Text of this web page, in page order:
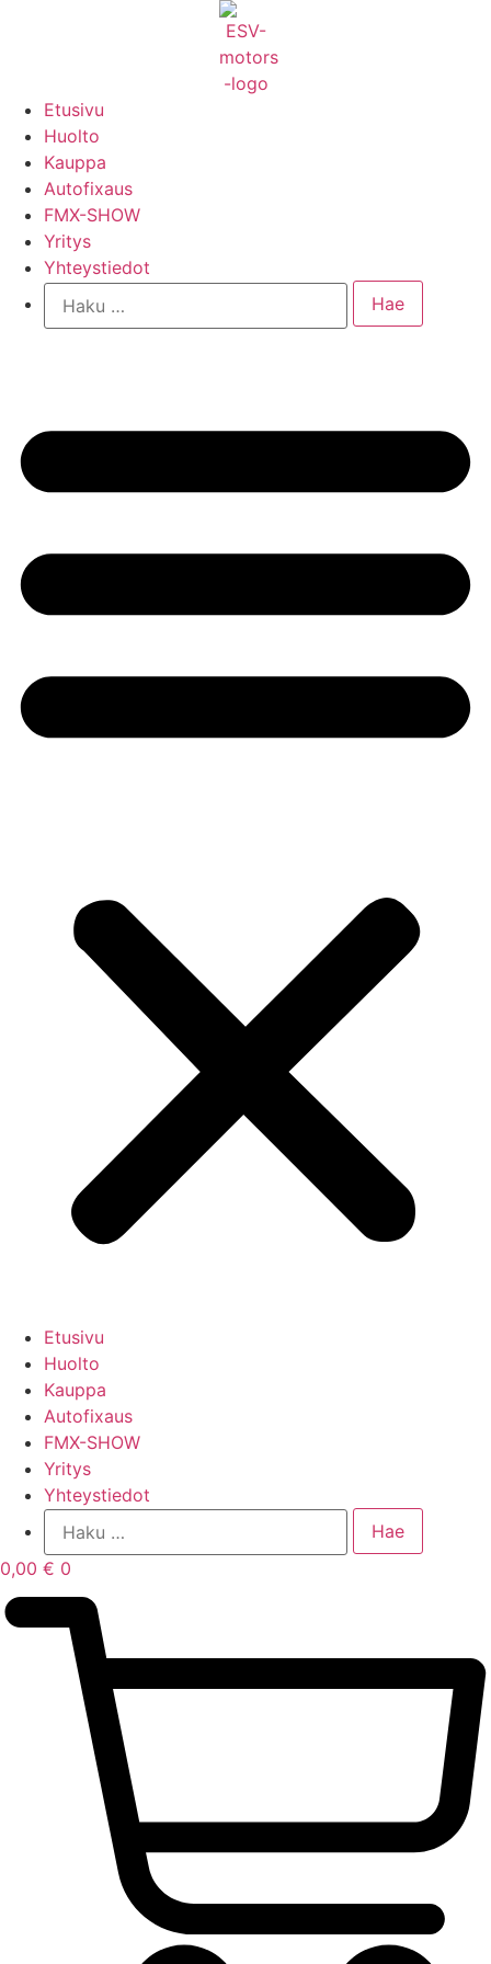
Etusivu
Huolto
Kauppa
Autofixaus
FMX-SHOW
Yritys
Yhteystiedot
Etusivu
Huolto
Kauppa
Autofixaus
FMX-SHOW
Yritys
Yhteystiedot
0,00 € 0